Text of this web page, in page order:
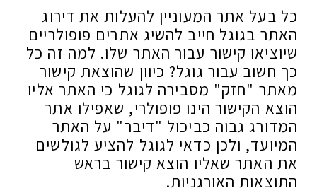
כל בעל אתר המעוניין להעלות את דירוג
האתר בגוגל חייב להשיג אתרים פופולריים
שיוציאו קישור עבור האתר שלו. למה זה כל
כך חשוב עבור גוגל? כיוון שהוצאת קישור
מאתר "חזק" מסבירה לגוגל כי האתר אליו
הוצא הקישור הינו פופולרי, שאפילו אתר
המדורג גבוה כביכול "דיבר" על האתר
המיועד, ולכן כדאי לגוגל להציע לגולשים
את האתר שאליו הוצא קישור בראש
התוצאות האורגניות.